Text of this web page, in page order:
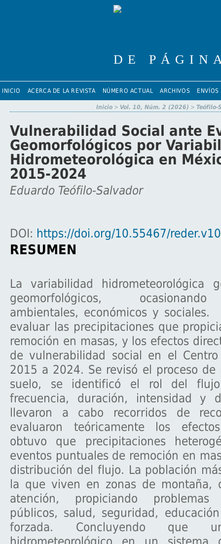
INICIO ACERCA DE LA REVISTA NÚMERO ACTUAL ARCHIVOS ENVÍOS
Inicio > Vol. 10, Núm. 2 (2026) > Teófilo-
Vulnerabilidad Social ante
Geomorfológicos por
Hidrometeorológica en
2015-2024
Eduardo Teófilo-Salvador
DOI: https://doi.org/10.55467/
RESUMEN
La variabilidad hidrometeorológica
geomorfológicos,
ambientales, económicos y
evaluar las precipitaciones que
remoción en masas, y los efectos
de vulnerabilidad social en el
2015 a 2024. Se revisó el proceso de
suelo, se identificó el rol del
frecuencia, duración, intensidad y
llevaron a cabo recorridos de
evaluaron teóricamente los
obtuvo que precipitaciones
eventos puntuales de remoción en
distribución del flujo. La población
la que viven en zonas de montaña,
atención, propiciando
públicos, salud, seguridad,
forzada. Concluyendo que